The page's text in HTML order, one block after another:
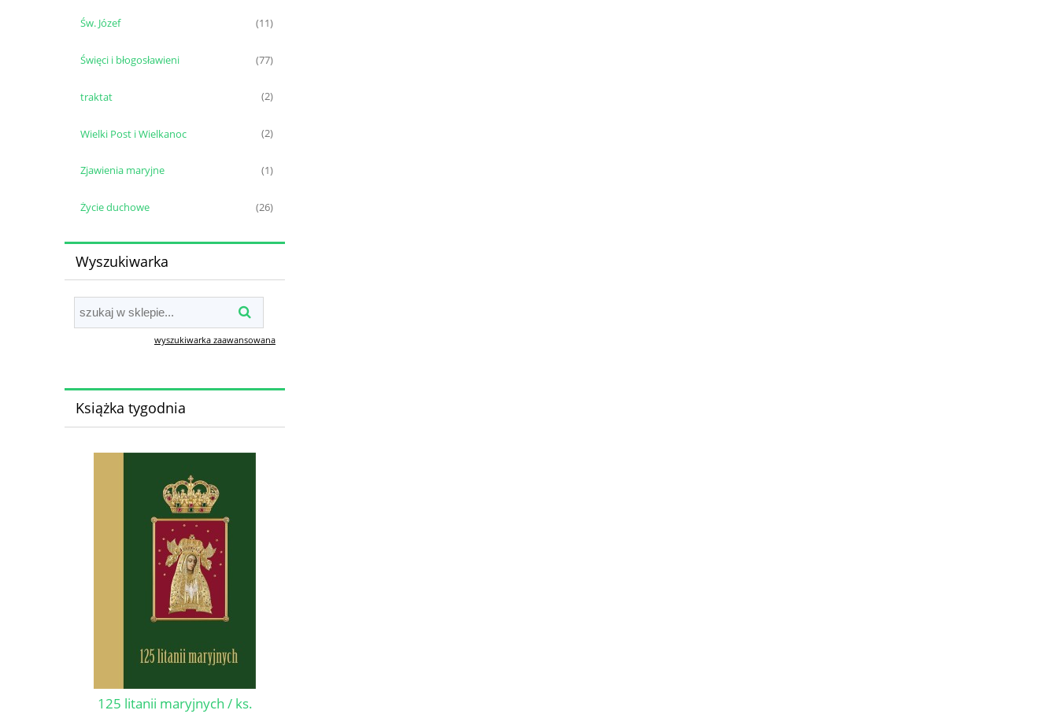
Św. Józef (11)
Święci i błogosławieni (77)
traktat (2)
Wielki Post i Wielkanoc (2)
Zjawienia maryjne (1)
Życie duchowe (26)
Wyszukiwarka
wyszukiwarka zaawansowana
Książka tygodnia
125 litanii maryjnych / ks.